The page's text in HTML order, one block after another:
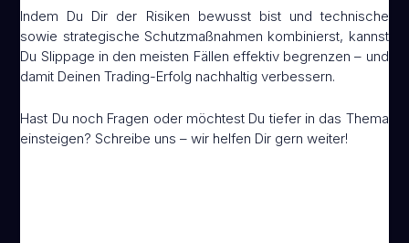
Indem Du Dir der Risiken bewusst bist und technische
sowie strategische Schutzmaßnahmen kombinierst, kannst
Du Slippage in den meisten Fällen effektiv begrenzen – und
damit Deinen Trading-Erfolg nachhaltig verbessern.
Hast Du noch Fragen oder möchtest Du tiefer in das Thema
einsteigen? Schreibe uns – wir helfen Dir gern weiter!